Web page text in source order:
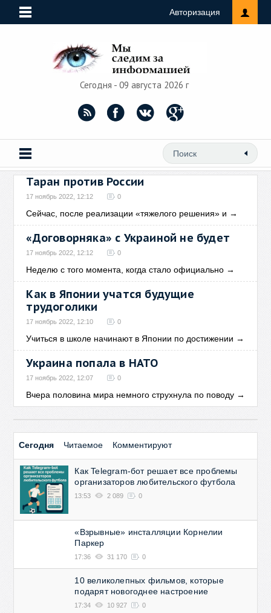
Авторизация
Сегодня - 09 августа 2026 г
Таран против России
17 ноябрь 2022, 12:12 0
Сейчас, после реализации «тяжелого решения» и →
«Договорняка» с Украиной не будет
17 ноябрь 2022, 12:12 0
Неделю с того момента, когда стало официально →
Как в Японии учатся будущие
трудоголики
17 ноябрь 2022, 12:10 0
Учиться в школе начинают в Японии по достижении →
Украина попала в НАТО
17 ноябрь 2022, 12:07 0
Вчера половина мира немного струхнула по поводу →
Сегодня Читаемое Комментируют
Как Telegram-бот решает все проблемы
организаторов любительского футбола
13:53 2 089 0
«Взрывные» инсталляции Корнелии
Паркер
17:36 31 170 0
10 великолепных фильмов, которые
подарят новогоднее настроение
17:34 10 927 0